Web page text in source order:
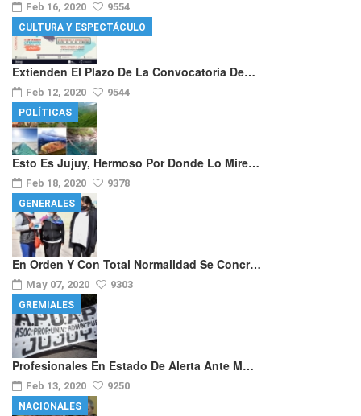
Feb 16, 2020 9554
Extienden El Plazo De La Convocatoria De…
Feb 12, 2020 9544
CULTURA Y ESPECTÁCULO
Esto Es Jujuy, Hermoso Por Donde Lo Mire…
Feb 18, 2020 9378
POLÍTICAS
En Orden Y Con Total Normalidad Se Concr…
May 07, 2020 9303
GENERALES
Profesionales En Estado De Alerta Ante M…
Feb 13, 2020 9250
GREMIALES
NACIONALES